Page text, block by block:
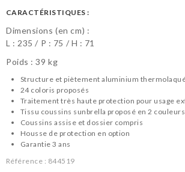
CARACTÉRISTIQUES :
Dimensions (en cm) :
L : 235 P : 75 H : 71
Poids : 39 kg
Structure et piètement aluminium
24 coloris proposés
Traitement très haute protection pour usage
Tissu coussins sunbrella proposé en 2 couleurs
Coussins assise et dossier compris
Housse de protection en option
Garantie 3 ans
Référence : 844519